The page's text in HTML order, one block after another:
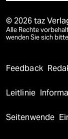
© 2026 taz
Alle Rechte
wenden Sie sich
Feedback
Leitlinie
Seitenwende